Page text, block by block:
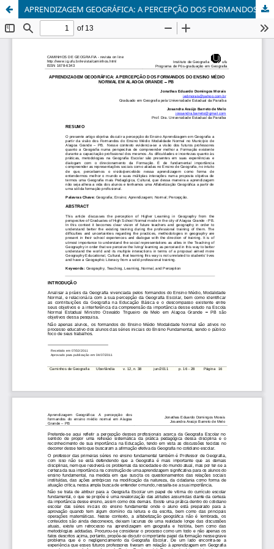
APRENDIZAGEM GEOGRÁFICA: A PERCEPÇÃO DOS FORMANDOS DO ENSINO MÉDIO NORMAL EM ALAGOA GRANDE - PB